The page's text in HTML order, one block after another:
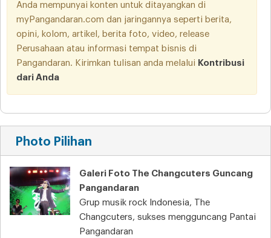
Anda mempunyai konten untuk ditayangkan di
myPangandaran.com dan jaringannya seperti berita,
opini, kolom, artikel, berita foto, video, release
Perusahaan atau informasi tempat bisnis di
Pangandaran. Kirimkan tulisan anda melalui Kontribusi
dari Anda
Photo Pilihan
Galeri Foto The Changcuters Guncang
Pangandaran
Grup musik rock Indonesia, The
Changcuters, sukses mengguncang Pantai
Pangandaran